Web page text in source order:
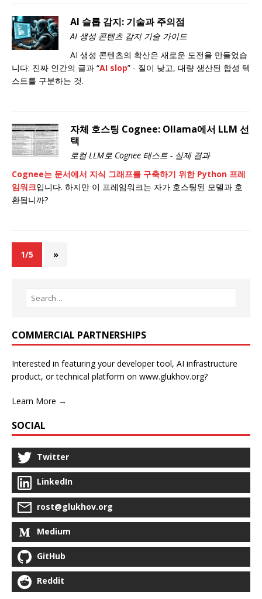
AI 슬롭 감지: 기술과 주의점
AI 생성 콘텐츠 감지 기술 가이드
AI 생성 콘텐츠의 확산은 새로운 도전을 만들었습
니다: 진짜 인간의 글과 “AI slop” - 질이 낮고, 대량 생산된 합성 텍
스트를 구분하는 것.
자체 호스팅 Cognee: Ollama에서 LLM 선
택
로컬 LLM로 Cognee 테스트 - 실제 결과
Cognee는 문서에서 지식 그래프를 구축하기 위한 Python 프레
임워크입니다. 하지만 이 프레임워크는 자가 호스팅된 모델과 호
환됩니까?
1/5 »
COMMERCIAL PARTNERSHIPS
Interested in featuring your developer tool, AI infrastructure
product, or technical platform on www.glukhov.org?
Learn More →
SOCIAL
Twitter
LinkedIn
rost@glukhov.org
Medium
GitHub
Reddit